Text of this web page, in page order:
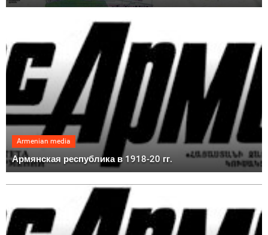
Armenian media
Армянская республика в 1918-20 гг.